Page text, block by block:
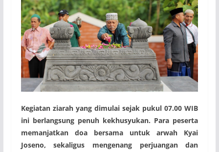
Kegiatan ziarah yang dimulai sejak pukul 07.00 WIB
ini berlangsung penuh kekhusyukan. Para peserta
memanjatkan doa bersama untuk arwah Kyai
Joseno, sekaligus mengenang perjuangan dan